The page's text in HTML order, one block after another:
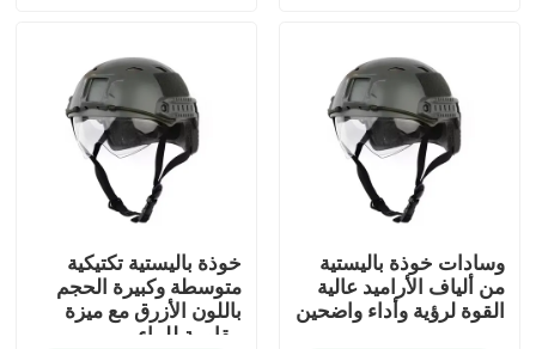
المنتجات
فيديوهات
جولة في المصنع
وسادات خوذة باليستية
من ألياف الأراميد عالية
القوة لرؤية وأداء واضحين
خوذة باليستية تكتيكية
متوسطة وكبيرة الحجم
باللون الأزرق مع ميزة
مقاومة للماء